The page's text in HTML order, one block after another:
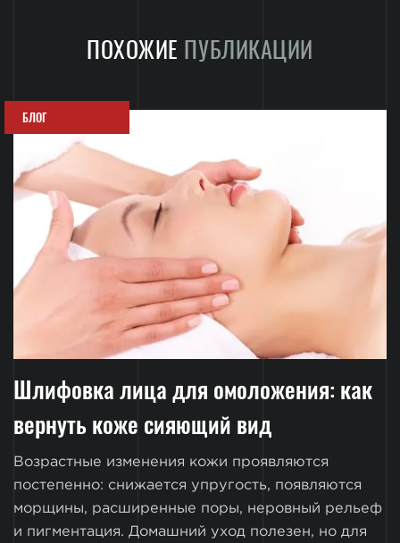
ПОХОЖИЕ ПУБЛИКАЦИИ
БЛОГ
Шлифовка лица для омоложения: как
вернуть коже сияющий вид
Возрастные изменения кожи проявляются
постепенно: снижается упругость, появляются
морщины, расширенные поры, неровный рельеф
и пигментация. Домашний уход полезен, но для